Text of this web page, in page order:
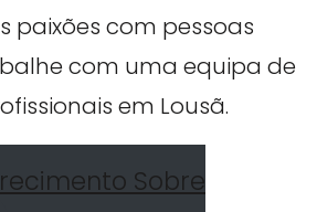
paixões com pessoas
com uma equipa de
em Lousã.
Sobre